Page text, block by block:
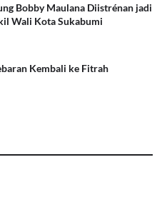
Bobby Maulana Diistrénan jadi
Wali Kota Sukabumi
Kembali ke Fitrah